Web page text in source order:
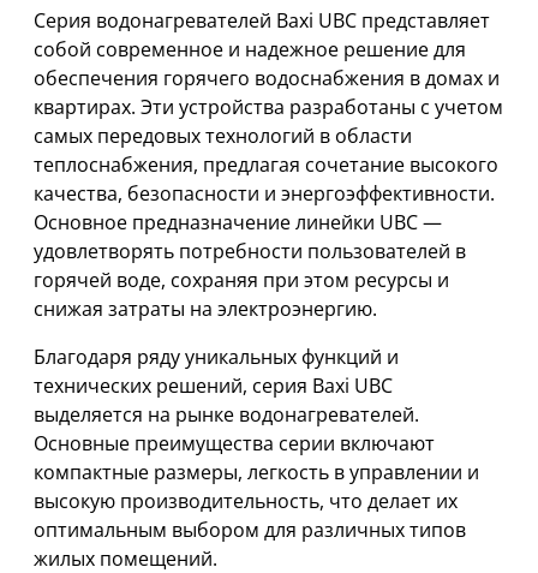
Серия водонагревателей Baxi UBC представляет
собой современное и надежное решение для
обеспечения горячего водоснабжения в домах и
квартирах. Эти устройства разработаны с учетом
самых передовых технологий в области
теплоснабжения, предлагая сочетание высокого
качества, безопасности и энергоэффективности.
Основное предназначение линейки UBC —
удовлетворять потребности пользователей в
горячей воде, сохраняя при этом ресурсы и
снижая затраты на электроэнергию.
Благодаря ряду уникальных функций и
технических решений, серия Baxi UBC
выделяется на рынке водонагревателей.
Основные преимущества серии включают
компактные размеры, легкость в управлении и
высокую производительность, что делает их
оптимальным выбором для различных типов
жилых помещений.